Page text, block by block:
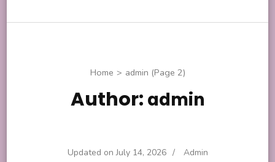
Home > admin (Page 2)
Author: admin
Updated onJuly 14, 2026 / Admin